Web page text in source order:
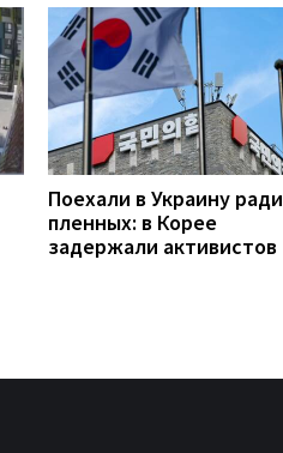
Поехали в Украину ради
пленных: в Корее
задержали активистов